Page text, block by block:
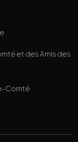
et des Amis des
Comté